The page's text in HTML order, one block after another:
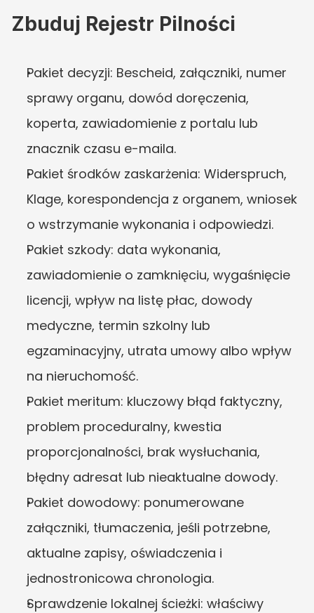
Zbuduj Rejestr Pilności
Pakiet decyzji: Bescheid, załączniki, numer
sprawy organu, dowód doręczenia,
koperta, zawiadomienie z portalu lub
znacznik czasu e-maila.
Pakiet środków zaskarżenia: Widerspruch,
Klage, korespondencja z organem, wniosek
o wstrzymanie wykonania i odpowiedzi.
Pakiet szkody: data wykonania,
zawiadomienie o zamknięciu, wygaśnięcie
licencji, wpływ na listę płac, dowody
medyczne, termin szkolny lub
egzaminacyjny, utrata umowy albo wpływ
na nieruchomość.
Pakiet meritum: kluczowy błąd faktyczny,
problem proceduralny, kwestia
proporcjonalności, brak wysłuchania,
błędny adresat lub nieaktualne dowody.
Pakiet dowodowy: ponumerowane
załączniki, tłumaczenia, jeśli potrzebne,
aktualne zapisy, oświadczenia i
jednostronicowa chronologia.
Sprawdzenie lokalnej ścieżki: właściwy